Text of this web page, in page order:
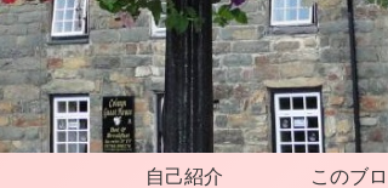
自己紹介 このブ